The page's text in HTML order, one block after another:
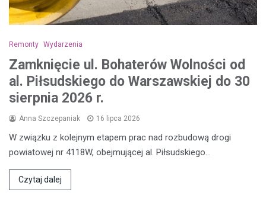
Remonty Wydarzenia
Zamknięcie ul. Bohaterów Wolności od
al. Piłsudskiego do Warszawskiej do 30
sierpnia 2026 r.
Anna Szczepaniak 16 lipca 2026
W związku z kolejnym etapem prac nad rozbudową drogi
powiatowej nr 4118W, obejmującej al. Piłsudskiego…
Czytaj dalej